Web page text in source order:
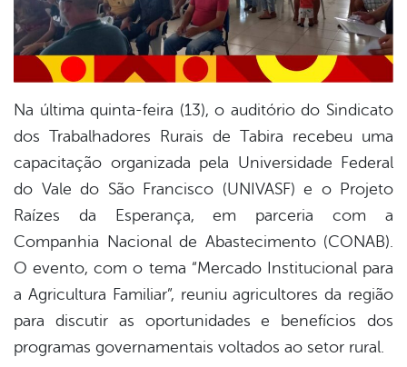
Na última quinta-feira (13), o auditório do Sindicato
dos Trabalhadores Rurais de Tabira recebeu uma
capacitação organizada pela Universidade Federal
do Vale do São Francisco (UNIVASF) e o Projeto
Raízes da Esperança, em parceria com a
Companhia Nacional de Abastecimento (CONAB).
O evento, com o tema “Mercado Institucional para
a Agricultura Familiar”, reuniu agricultores da região
para discutir as oportunidades e benefícios dos
programas governamentais voltados ao setor rural.